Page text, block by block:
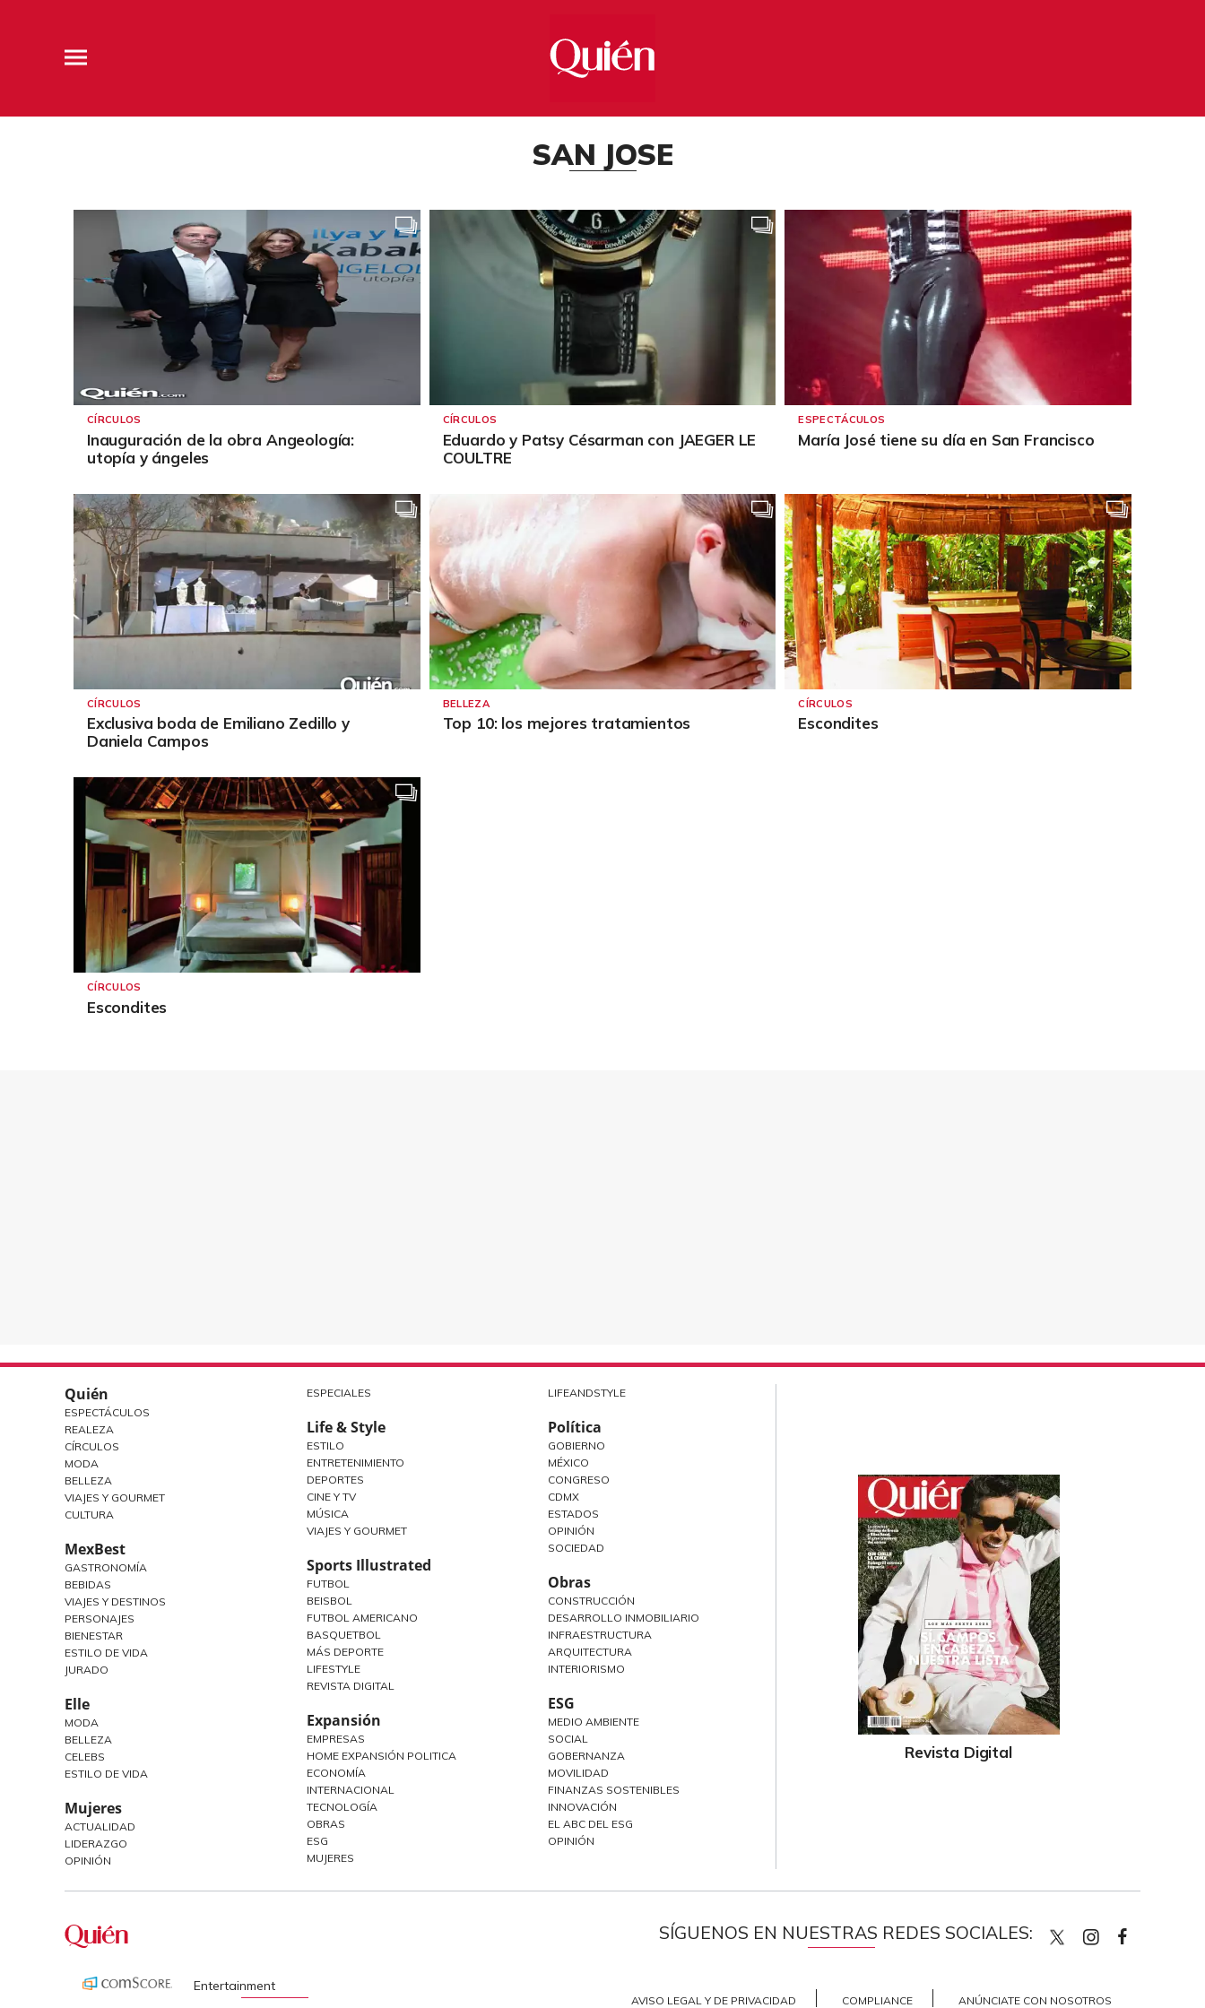
SAN JOSE
CÍRCULOS
Inauguración de la obra Angeología:
utopía y ángeles
CÍRCULOS
Eduardo y Patsy Césarman con JAEGER LE
COULTRE
ESPECTÁCULOS
María José tiene su día en San Francisco
CÍRCULOS
Exclusiva boda de Emiliano Zedillo y
Daniela Campos
BELLEZA
Top 10: los mejores tratamientos
CÍRCULOS
Escondites
CÍRCULOS
Escondites
Quién
ESPECTÁCULOS
REALEZA
CÍRCULOS
MODA
BELLEZA
VIAJES Y GOURMET
CULTURA
MexBest
GASTRONOMÍA
BEBIDAS
VIAJES Y DESTINOS
PERSONAJES
BIENESTAR
ESTILO DE VIDA
JURADO
Elle
MODA
BELLEZA
CELEBS
ESTILO DE VIDA
Mujeres
ACTUALIDAD
LIDERAZGO
OPINIÓN
ESPECIALES
Life & Style
ESTILO
ENTRETENIMIENTO
DEPORTES
CINE Y TV
MÚSICA
VIAJES Y GOURMET
Sports Illustrated
FUTBOL
BEISBOL
FUTBOL AMERICANO
BASQUETBOL
MÁS DEPORTE
LIFESTYLE
REVISTA DIGITAL
Expansión
EMPRESAS
HOME EXPANSIÓN POLITICA
ECONOMÍA
INTERNACIONAL
TECNOLOGÍA
OBRAS
ESG
MUJERES
LIFEANDSTYLE
Política
GOBIERNO
MÉXICO
CONGRESO
CDMX
ESTADOS
OPINIÓN
SOCIEDAD
Obras
CONSTRUCCIÓN
DESARROLLO INMOBILIARIO
INFRAESTRUCTURA
ARQUITECTURA
INTERIORISMO
ESG
MEDIO AMBIENTE
SOCIAL
GOBERNANZA
MOVILIDAD
FINANZAS SOSTENIBLES
INNOVACIÓN
EL ABC DEL ESG
OPINIÓN
Revista Digital
AVISO LEGAL Y DE PRIVACIDAD COMPLIANCE ANÚNCIATE CON NOSOTROS
SÍGUENOS EN NUESTRAS REDES SOCIALES: quiencom
Entertainment